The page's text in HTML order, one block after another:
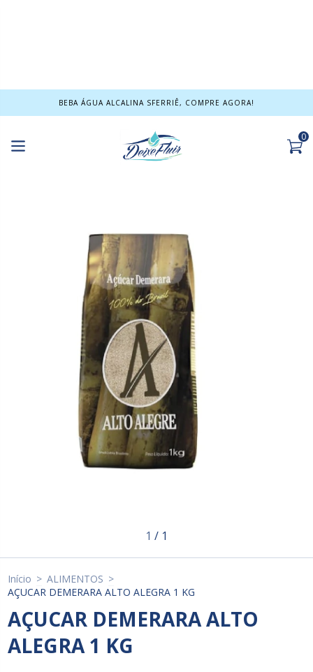
BEBA ÁGUA ALCALINA SFERRIÊ, COMPRE AGORA!
0
1 / 1
Início > ALIMENTOS >
AÇUCAR DEMERARA ALTO ALEGRA 1 KG
AÇUCAR DEMERARA ALTO
ALEGRA 1 KG